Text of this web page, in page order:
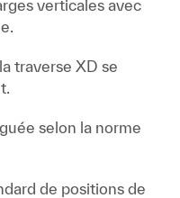
verticales avec
traverse XD se
selon la norme
de positions de